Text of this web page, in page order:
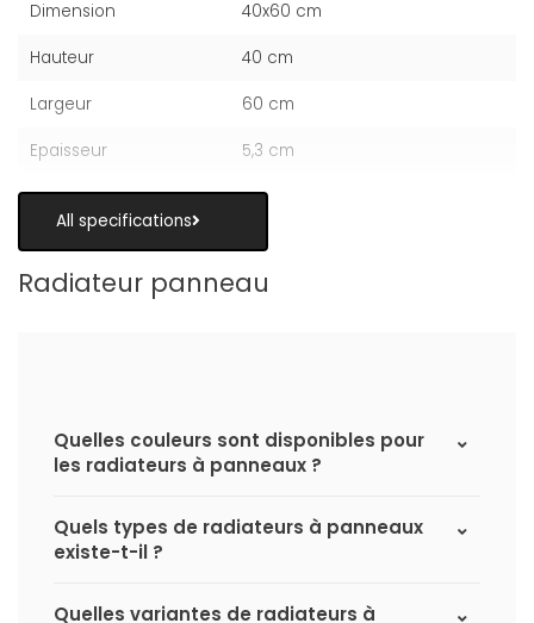
Dimension 40x60 cm
Hauteur 40 cm
Largeur 60 cm
Epaisseur 5,3 cm
All specifications
Radiateur panneau
Quelles couleurs sont disponibles pour
les radiateurs à panneaux ?
Quels types de radiateurs à panneaux
existe-t-il ?
Quelles variantes de radiateurs à